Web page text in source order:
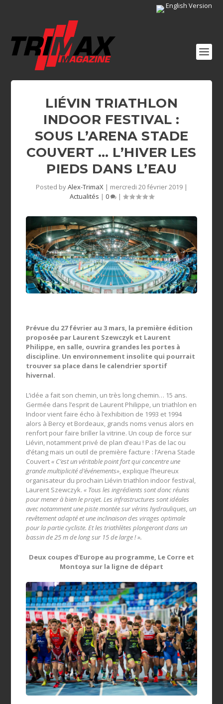
English Version
LIÉVIN TRIATHLON
INDOOR FESTIVAL :
SOUS L’ARENA STADE
COUVERT … L’HIVER LES
PIEDS DANS L’EAU
Posted byAlex-TrimaX| mercredi 20 février 2019|
Actualités | 0 |
Prévue du 27 février au 3 mars, la première édition
proposée par Laurent Szewczyk et Laurent
Philippe, en salle, ouvrira grandes les portes à
discipline. Un environnement insolite qui pourrait
trouver sa place dans le calendrier sportif
hivernal.
L’idée a fait son chemin, un très long chemin… 15 ans.
Germée dans l’esprit de Laurent Philippe, un triathlon en
Indoor vient faire écho à l’exhibition de 1993 et 1994
alors à Bercy et Bordeaux, grands noms venus alors en
renfort pour faire briller la vitrine. Un coup de force sur
Liévin, notamment privé de plan d’eau ! Pas de lac ou
d’étang mais un outil de première facture : l’Arena Stade
Couvert« C’est un véritable point fort qui concentre une
grande multiplicité d’événements», explique l’heureux
organisateur du prochain Liévin triathlon indoor festival,
Laurent Szewczyk.« Tous les ingrédients sont donc réunis
pour mener à bien le projet. Les infrastructures sont idéales
avec notamment une piste montée sur vérins hydrauliques, un
revêtement adapté et une inclinaison des virages optimale
pour la partie cycliste. Et les triathlètes plongeront dans un
bassin de 25 m de long sur 15 de large ! ».
Deux coupes d’Europe au programme, Le Corre et
Montoya sur la ligne de départ